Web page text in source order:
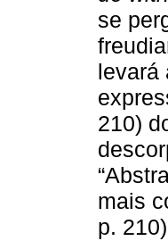
se
levará
210)
mais
p.